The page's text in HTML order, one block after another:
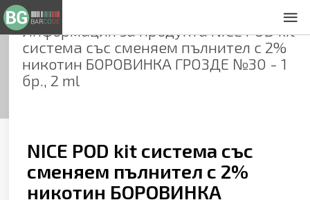
Информация за продуктаNICE POD kit
система със сменяем пълнител с 2%
никотин БОРОВИНКА ГРОЗДЕ №30 - 1
бр., 2 ml
NICE POD kit система със
сменяем пълнител с 2%
никотин БОРОВИНКА
Общи условия
Декларация за проверителност